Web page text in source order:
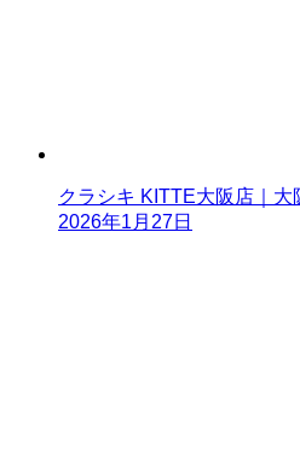
クラシキ KITTE大阪店｜
2026年1月27日